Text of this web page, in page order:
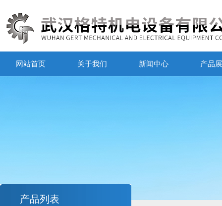
网站首页 关于我们 新闻中心 产品
产品列表